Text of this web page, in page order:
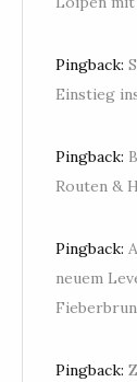
Pingback:
Einstieg
Pingback:
Routen &
Pingback:
neuem
Pingback: